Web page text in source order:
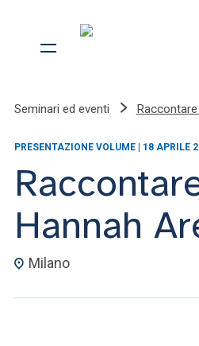
Seminari ed eventi
PRESENTAZIONE VOLUME | 18 APRILE
Hannah
Milano